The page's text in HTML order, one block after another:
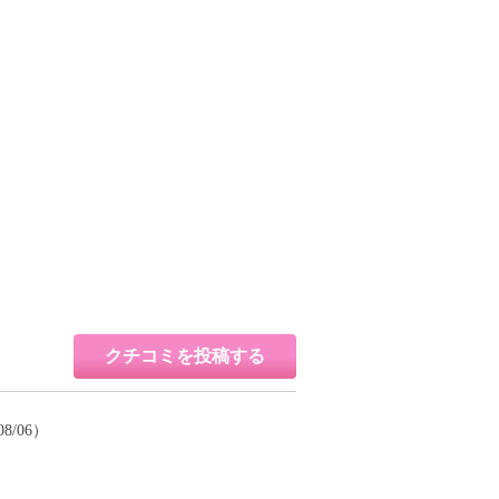
クチコミを投稿する
06）